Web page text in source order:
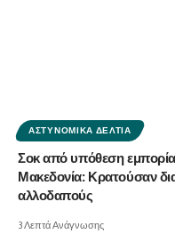
ΑΣΤΥΝΟΜΙΚΆ ΔΕΛΤΊΑ
Σοκ από υπόθεση
Μακεδονία: Κρατούσαν
αλλοδαπούς
3 Λεπτά Ανάγνωσης